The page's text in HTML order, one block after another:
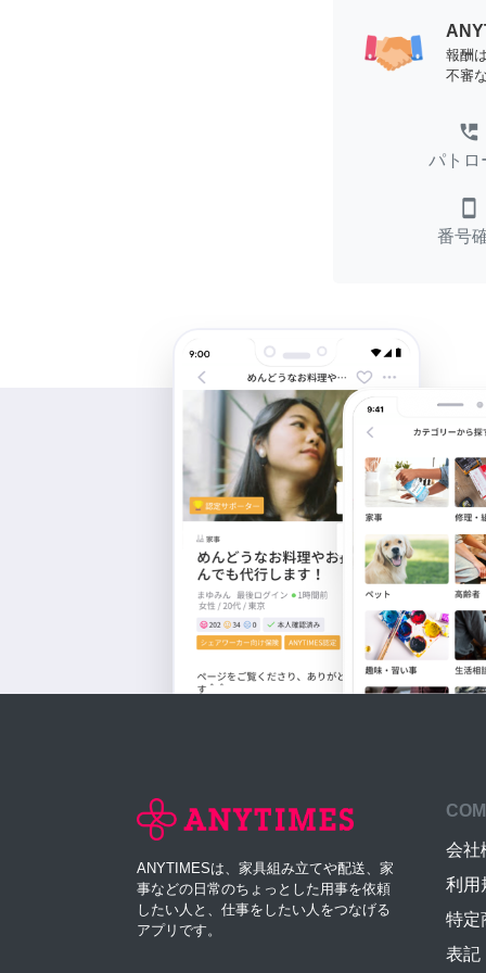
報酬
不審
perm_phone_msg
パトロ
smartphone
番号
ANYTIMESは、家具組み立てや配送、家
事などの日常のちょっとした用事を依頼
したい人と、仕事をしたい人をつなげる
アプリです。
会社
利用
特定
表記